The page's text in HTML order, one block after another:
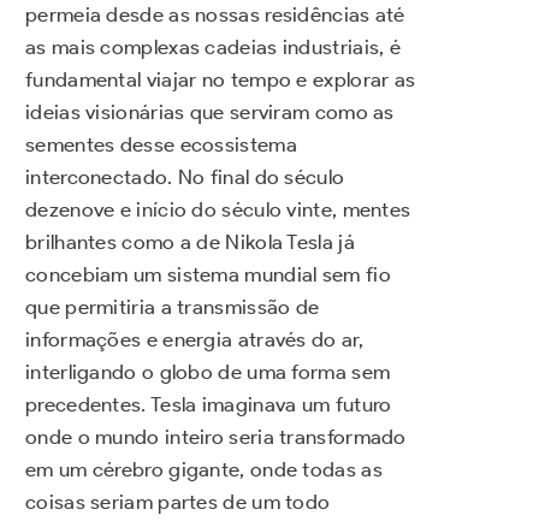
permeia desde as nossas residências até
as mais complexas cadeias industriais, é
fundamental viajar no tempo e explorar as
ideias visionárias que serviram como as
sementes desse ecossistema
interconectado. No final do século
dezenove e início do século vinte, mentes
brilhantes como a de Nikola Tesla já
concebiam um sistema mundial sem fio
que permitiria a transmissão de
informações e energia através do ar,
interligando o globo de uma forma sem
precedentes. Tesla imaginava um futuro
onde o mundo inteiro seria transformado
em um cérebro gigante, onde todas as
coisas seriam partes de um todo